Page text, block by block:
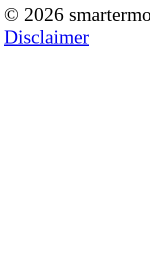
© 2026
Disclaimer